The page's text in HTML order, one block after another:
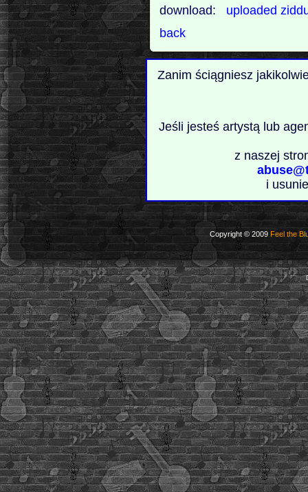
download: uploaded
back
Zanim ściągniesz
Jeśli jesteś artystą lub
z naszej
i
Copyright © 2009 Feel the